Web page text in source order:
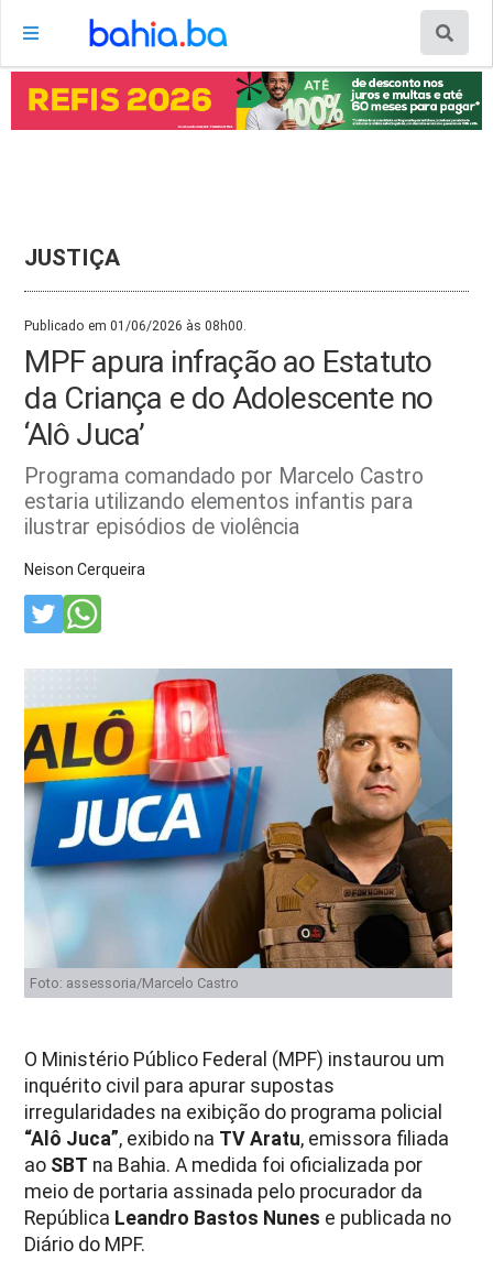
JUSTIÇA
Publicado em 01/06/2026 às 08h00.
MPF apura infração ao Estatuto
da Criança e do Adolescente no
‘Alô Juca’
Programa comandado por Marcelo Castro
estaria utilizando elementos infantis para
ilustrar episódios de violência
Neison Cerqueira
Foto: assessoria/Marcelo Castro
O Ministério Público Federal (MPF) instaurou um
inquérito civil para apurar supostas
irregularidades na exibição do programa policial
“Alô Juca”, exibido na TV Aratu, emissora filiada
ao SBT na Bahia. A medida foi oficializada por
meio de portaria assinada pelo procurador da
República Leandro Bastos Nunes e publicada no
Diário do MPF.